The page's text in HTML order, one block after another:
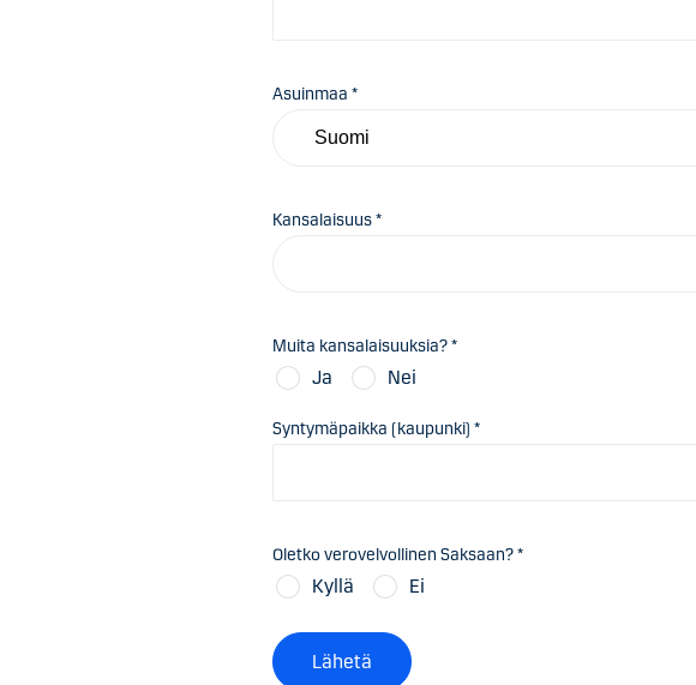
Asuinmaa *
Kansalaisuus *
Muita kansalaisuuksia? *
Ja Nei
Syntymäpaikka (kaupunki) *
Oletko verovelvollinen Saksaan? *
Kyllä Ei
Lähetä